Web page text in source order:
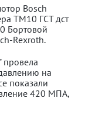
Bosch
ТМ10 ГСТ дст
Бортовой
Rexroth.
провела
на
показали
420 МПА,